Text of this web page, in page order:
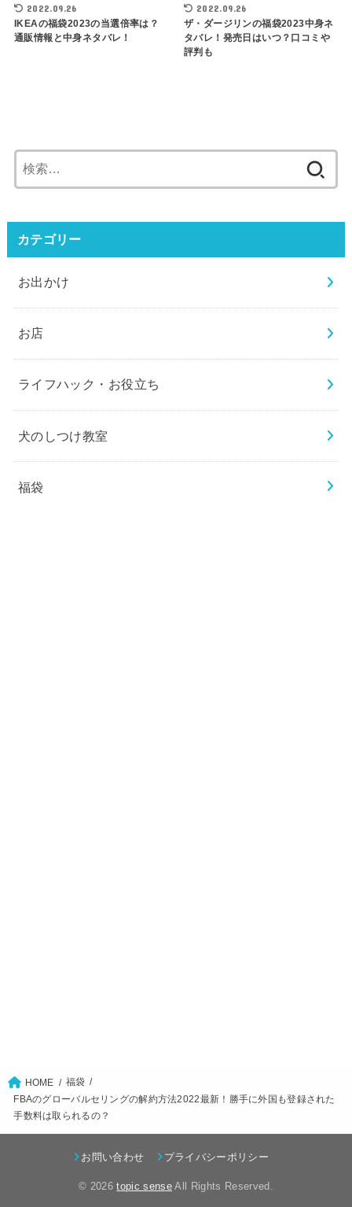
2022.09.26
IKEAの福袋2023の当選倍率は？
通販情報と中身ネタバレ！
2022.09.26
ザ・ダージリンの福袋2023中身ネ
タバレ！発売日はいつ？口コミや
評判も
索:
カテゴリー
お出かけ
お店
ライフハック・お役立ち
犬のしつけ教室
福袋
HOME
福袋
FBAのグローバルセリングの解約方法2022最新！勝手に外国も登録された
手数料は取られるの？
お問い合わせ プライバシーポリシー
© 2026topic sense All Rights Reserved.